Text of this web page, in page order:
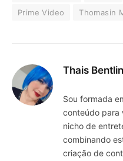
Prime Video
Thomasin
Thais Bentlin
Sou formada
conteúdo para
nicho de
combinando
criação de